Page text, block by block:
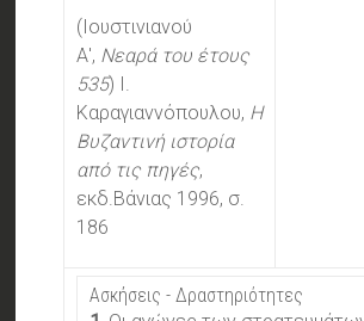
(Ιουστινιανού
Α', Νεαρά του έτους
535) I.
Καραγιαννόπουλου, Η
Βυζαντινή ιστορία
από τις πηγές,
εκδ.Βάνιας 1996, σ.
186
Ασκήσεις - Δραστηριότητες